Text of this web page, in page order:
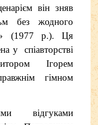
він зняв
без жодного
(1977 р.). Ця
у спіавторстві
Ігорем
гімном
відгуками